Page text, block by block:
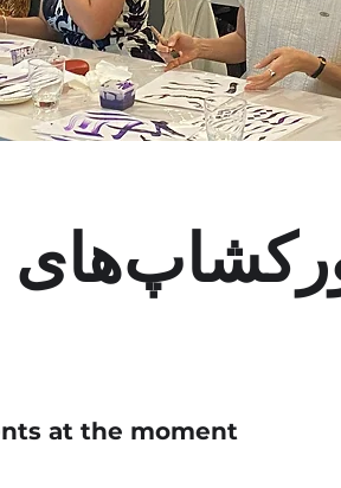
at the moment